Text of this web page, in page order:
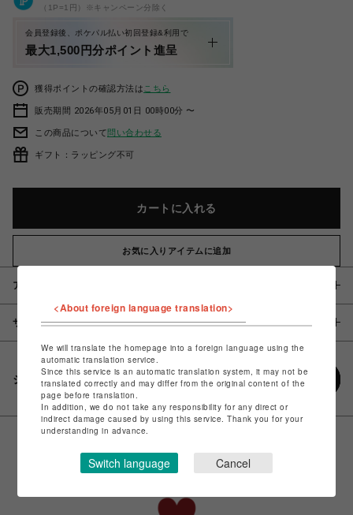
（1P=1円）※キャンペーン分除く
会員登録後、ポケパル払い初回登録&利用で
最大1,500円分ポイント進呈
獲得ポイントの確認方法は こちら
販売期間 2026年05月01日 00時00分 〜
この商品について問い合わせる
ギフト：ラッピング不可
カートに入れる
お気に入りアイテムに追加
アイテム説明 / 素材
サイズ
シェアする
<About foreign language translation>
We will translate the homepage into a foreign language using the
automatic translation service.
Since this service is an automatic translation system, it may not be
translated correctly and may differ from the original content of the
page before translation.
In addition, we do not take any responsibility for any direct or
indirect damage caused by using this service. Thank you for your
understanding in advance.
Switch language Cancel